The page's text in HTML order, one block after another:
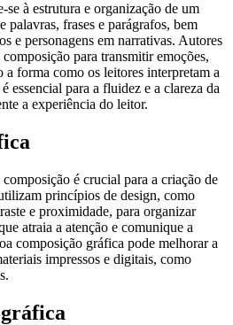
à estrutura e organização de um
palavras, frases e parágrafos, bem
e personagens em narrativas. Autores
para transmitir emoções,
a forma como os leitores interpretam a
essencial para a fluidez e a clareza da
a experiência do leitor.
é crucial para a criação de
princípios de design, como
e proximidade, para organizar
atraia a atenção e comunique a
composição gráfica pode melhorar a
impressos e digitais, como